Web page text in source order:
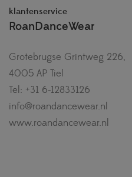
klantenservice
RoanDanceWear
Grotebrugse Grintweg 226,
4005 AP Tiel
Tel: +31 6-12833126
info@roandancewear.nl
www.roandancewear.nl